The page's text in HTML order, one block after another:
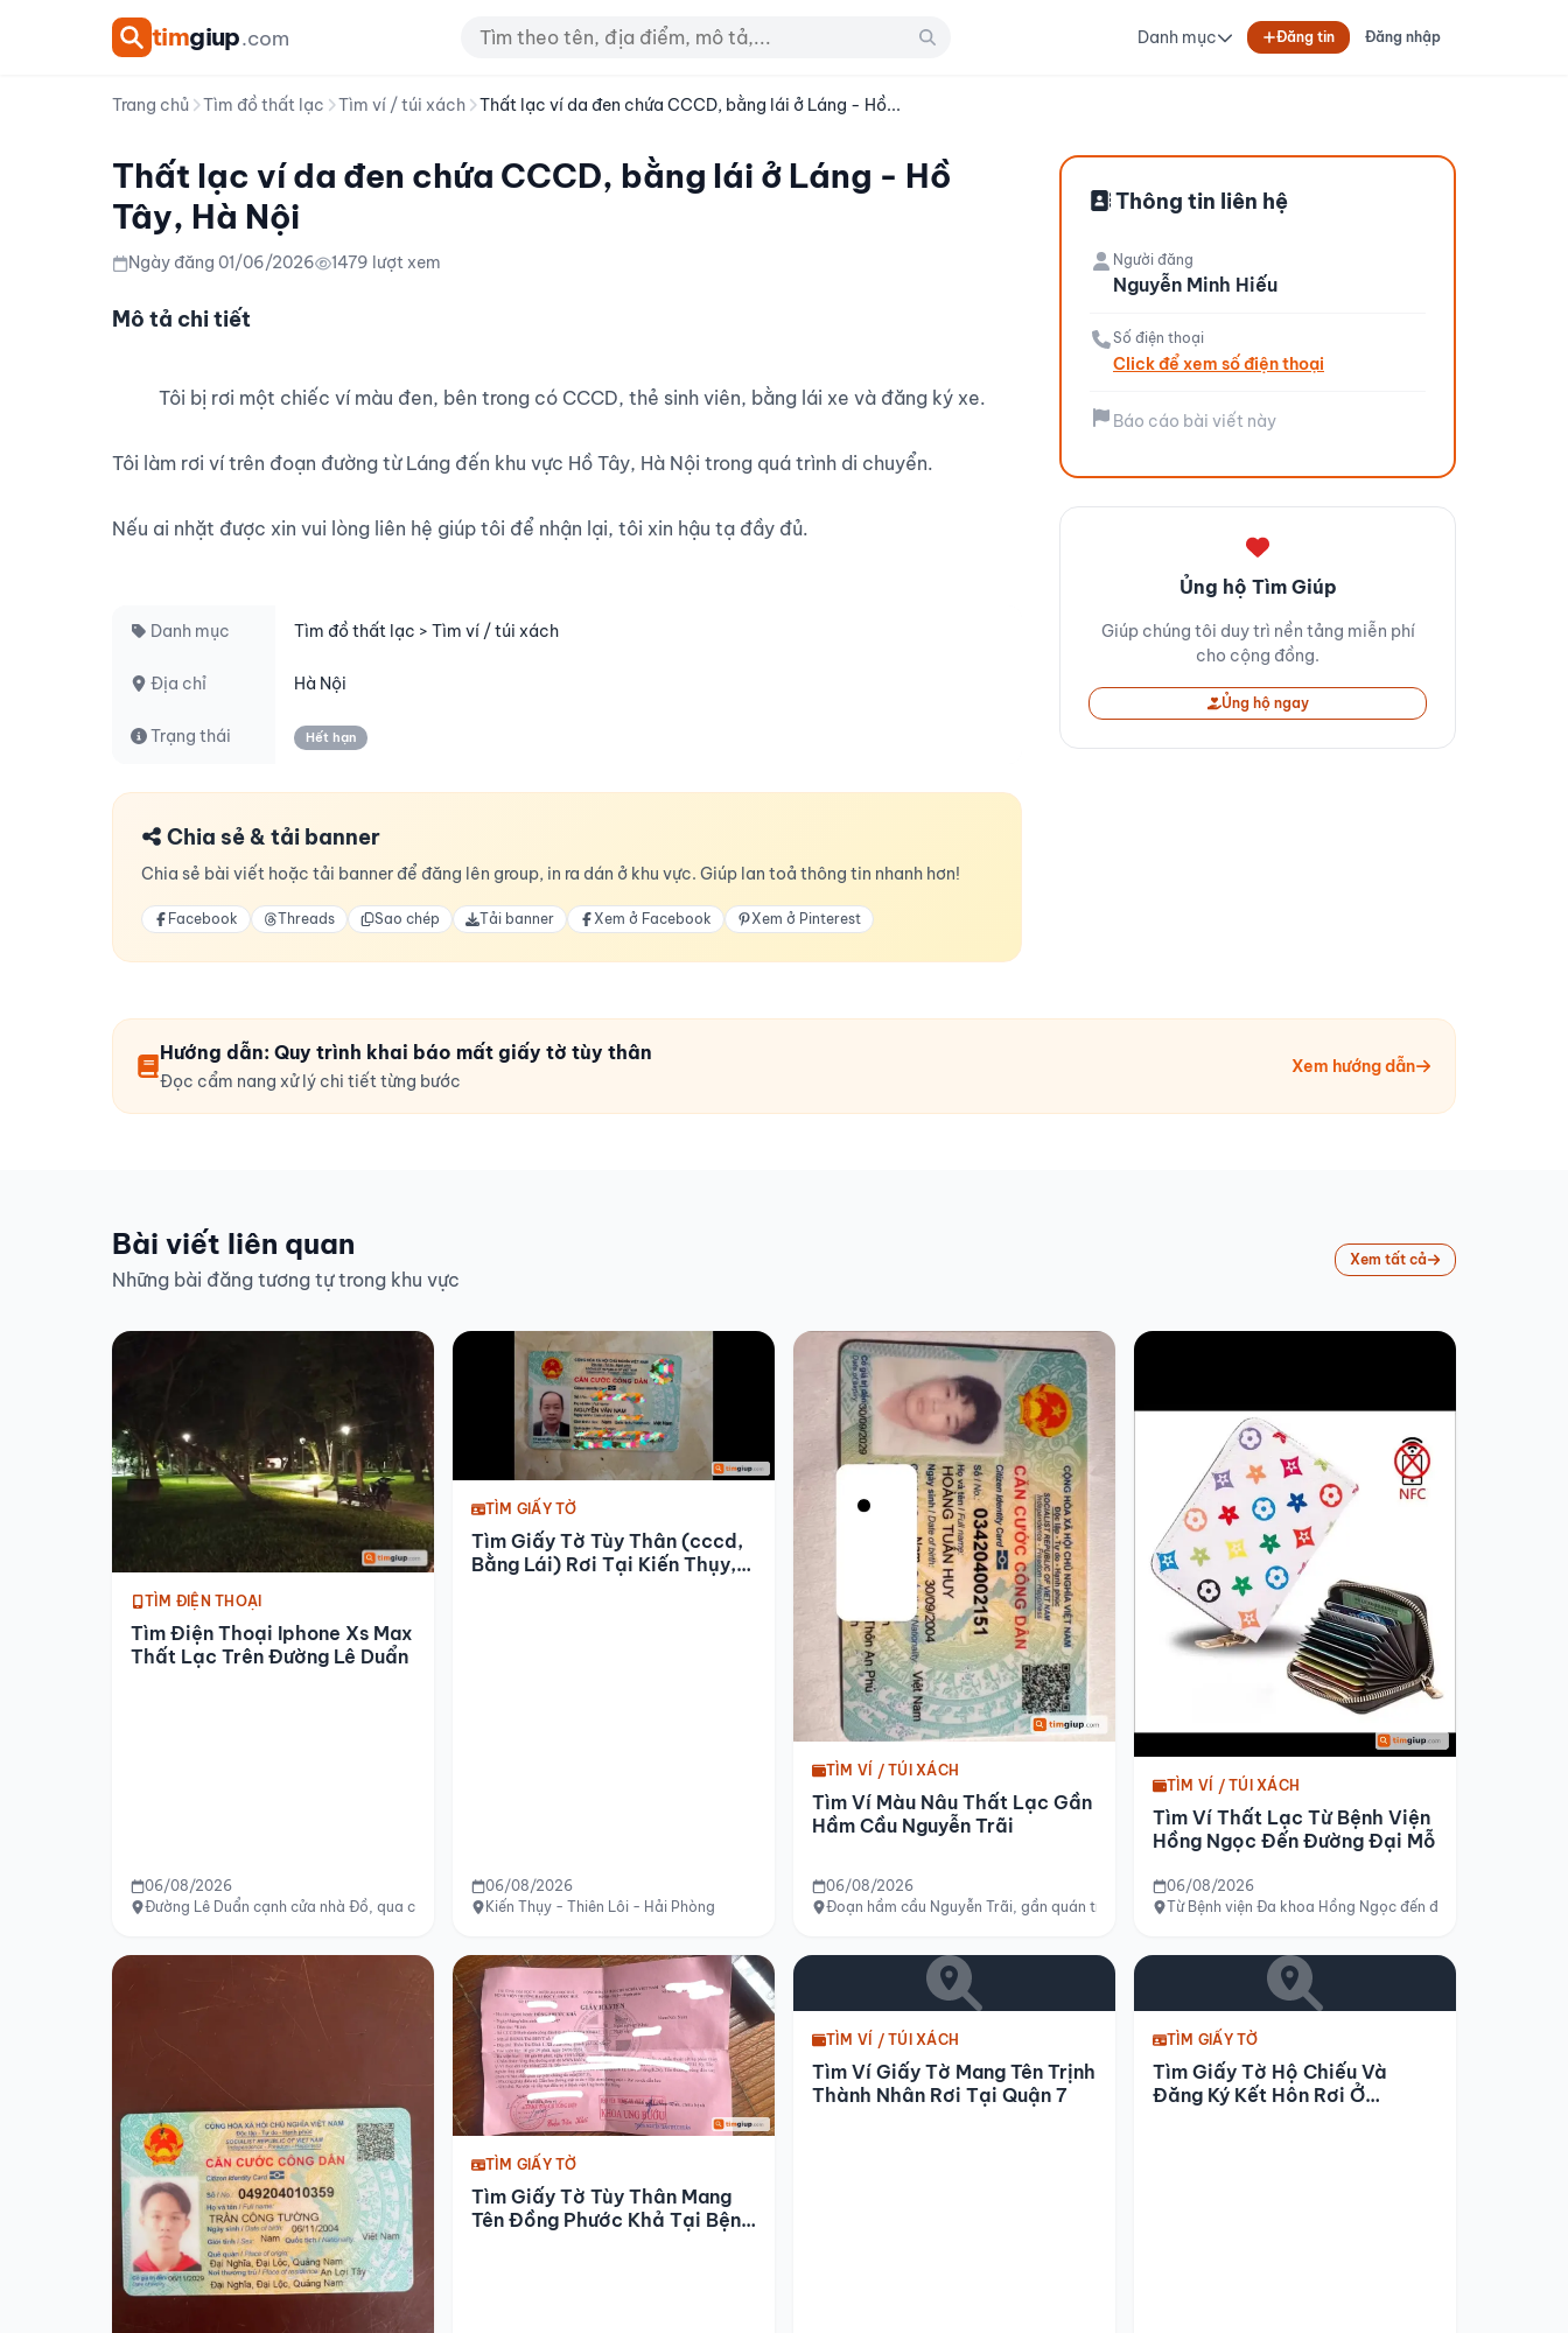
timgiup.com Danh mục Đăng tin Đăng nhập
Trang chủ Tìm đồ thất lạc Tìm ví / túi xách Thất lạc ví da đen chứa CCCD, bằng lái ở Láng - Hồ...
Thất lạc ví da đen chứa CCCD, bằng lái ở Láng - Hồ
Tây, Hà Nội
Ngày đăng 01/06/2026 1479 lượt xem
Mô tả chi tiết
Tôi làm rơi ví trên đoạn đường từ Láng đến khu vực Hồ Tây, Hà Nội trong quá trình di chuyển.
Nếu ai nhặt được xin vui lòng liên hệ giúp tôi để nhận lại, tôi xin hậu tạ đầy đủ.
Danh mục Tìm đồ thất lạc > Tìm ví / túi xách
Địa chỉ Hà Nội
Trạng thái Hết hạn
Chia sẻ & tải banner
Chia sẻ bài viết hoặc tải banner để đăng lên group, in ra dán ở khu vực. Giúp lan toả thông tin nhanh hơn!
Facebook Threads Sao chép Tải banner Xem ở Facebook Xem ở Pinterest
Thông tin liên hệ
Người đăng
Nguyễn Minh Hiếu
Số điện thoại
Click để xem số điện thoại
Báo cáo bài viết này
Ủng hộ Tìm Giúp
Giúp chúng tôi duy trì nền tảng miễn phí
cho cộng đồng.
Ủng hộ ngay
Hướng dẫn: Quy trình khai báo mất giấy tờ tùy thân
Đọc cẩm nang xử lý chi tiết từng bước
Xem hướng dẫn
Bài viết liên quan
Những bài đăng tương tự trong khu vực
Xem tất cả
TÌM ĐIỆN THOẠI
Tìm Điện Thoại Iphone Xs Max
Thất Lạc Trên Đường Lê Duẩn
06/08/2026
Đường Lê Duẩn cạnh cửa nhà Đồ, qua cầu Phú Xuân, đường Hà Nội
TÌM GIẤY TỜ
Tìm Giấy Tờ Tùy Thân (cccd,
Bằng Lái) Rơi Tại Kiến Thụy,
06/08/2026
Kiến Thụy - Thiên Lôi - Hải Phòng
TÌM VÍ / TÚI XÁCH
Tìm Ví Màu Nâu Thất Lạc Gần
Hầm Cầu Nguyễn Trãi
06/08/2026
Đoạn hầm cầu Nguyễn Trãi, gần quán trà sữa Đô Đô
TÌM VÍ / TÚI XÁCH
Tìm Ví Thất Lạc Từ Bệnh Viện
Hồng Ngọc Đến Đường Đại Mỗ
06/08/2026
Từ Bệnh viện Đa khoa Hồng Ngọc đến đường Đại Mỗ
TÌM GIẤY TỜ
Tìm Giấy Tờ Tùy Thân Mang
Tên Đồng Phước Khả Tại Bệnh
TÌM VÍ / TÚI XÁCH
Tìm Ví Giấy Tờ Mang Tên Trịnh
Thành Nhân Rơi Tại Quận 7
TÌM GIẤY TỜ
Tìm Giấy Tờ Hộ Chiếu Và
Đăng Ký Kết Hôn Rơi Ở